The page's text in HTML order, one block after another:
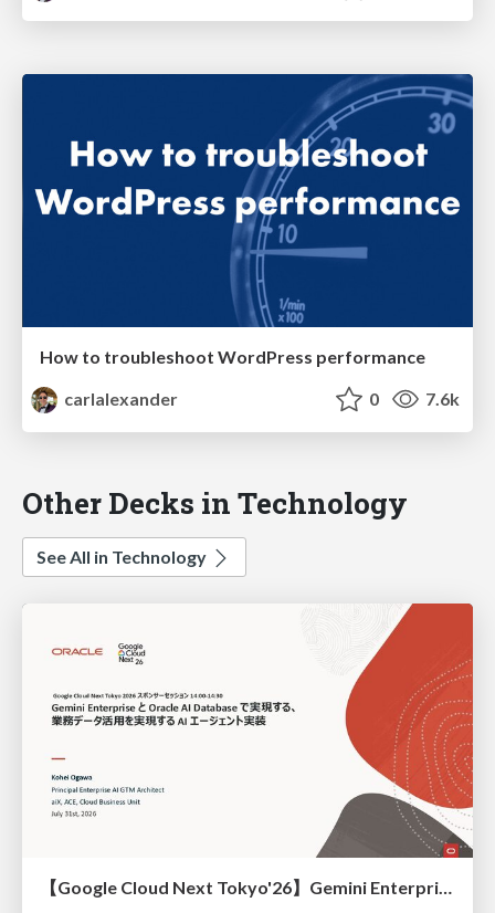
How to troubleshoot WordPress performance
carlalexander
0 7.6k
Other Decks in Technology
See All in Technology